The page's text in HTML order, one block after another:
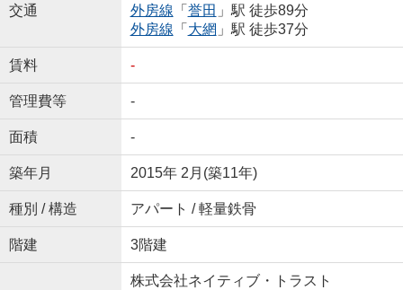
交通
外房線 「 誉田 」駅 徒歩89分
外房線 「 大網 」駅 徒歩37分
賃料 -
管理費等 -
面積 -
築年月 2015年 2月(築11年)
種別 / 構造 アパート / 軽量鉄骨
階建 3階建
株式会社ネイティブ・トラスト